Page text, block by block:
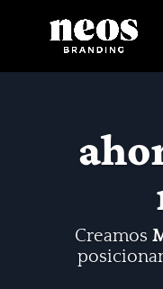
Creamos